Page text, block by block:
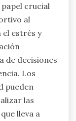
crucial
al
estrés y
de decisiones
Los
pueden
las
lleva a